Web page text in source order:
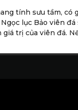
tính sưu tầm,
lục Bảo viên
trị của viên đá.